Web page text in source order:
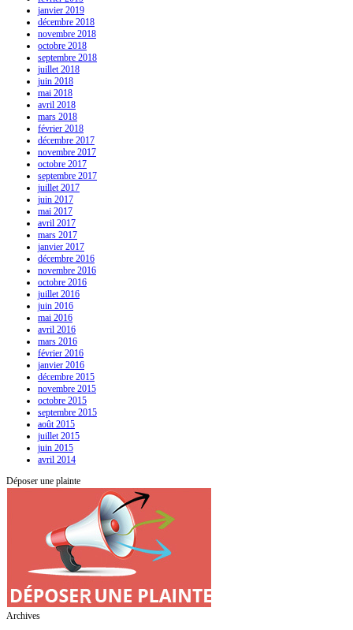
janvier 2019
décembre 2018
novembre 2018
octobre 2018
septembre 2018
juillet 2018
juin 2018
mai 2018
avril 2018
mars 2018
février 2018
décembre 2017
novembre 2017
octobre 2017
septembre 2017
juillet 2017
juin 2017
mai 2017
avril 2017
mars 2017
janvier 2017
décembre 2016
novembre 2016
octobre 2016
juillet 2016
juin 2016
mai 2016
avril 2016
mars 2016
février 2016
janvier 2016
décembre 2015
novembre 2015
octobre 2015
septembre 2015
août 2015
juillet 2015
juin 2015
avril 2014
Déposer une plainte
Archives